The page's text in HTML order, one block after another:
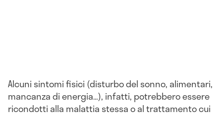
Alcuni sintomi fisici (disturbo del sonno, alimentari,
mancanza di energia…), infatti, potrebbero essere
ricondotti alla malattia stessa o al trattamento cui